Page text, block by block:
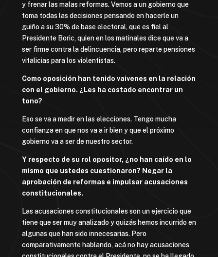
y frenar las malas reformas. Vemos a un gobierno que
toma todas las decisiones pensando en hacerle un
guiño a su 30% de base electoral, que es fiel al
Presidente Boric, quien en los matinales dice que va a
ser firme contra la delincuencia, pero reparte pensiones
vitalicias para los violentistas.
Como oposición han tenido vaivenes en la relación
con el gobierno. ¿Les ha costado encontrar un
tono?
Eso se va a medir en las elecciones. Tengo mucha
confianza en que nos va a ir bien y que el próximo
gobierno va a ser de nuestro sector.
Y respecto de su rol opositor, ¿no han caído en lo
mismo que ustedes cuestionaron? Negar la
aprobación de reformas e impulsar acusaciones
constitucionales.
Las acusaciones constitucionales son un ejercicio que
tiene que ser muy analizado y quizás hemos incurrido en
algunas que han sido innecesarias. Pero
comparativamente hablando, acá no hay acusaciones